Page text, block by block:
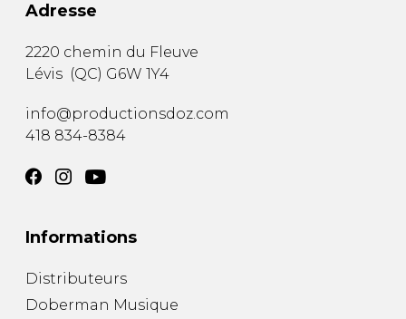
Adresse
2220 chemin du Fleuve
Lévis (QC) G6W 1Y4
info@productionsdoz.com
418 834-8384
Informations
Distributeurs
Doberman Musique